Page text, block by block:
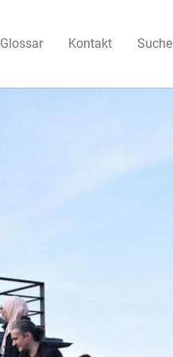
Glossar Kontakt Suche